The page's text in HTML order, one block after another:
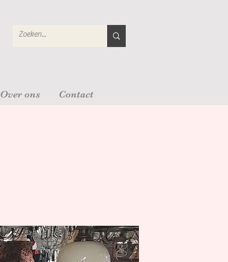
Over ons Contact